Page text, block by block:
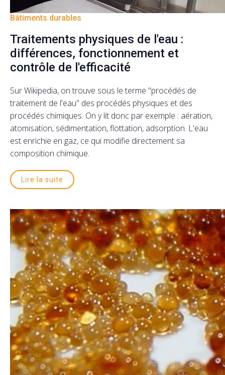
Bâtiments durables
Traitements physiques de l'eau :
différences, fonctionnement et
contrôle de l'efficacité
Sur Wikipedia, on trouve sous le terme "procédés de
traitement de l'eau" des procédés physiques et des
procédés chimiques. On y lit donc par exemple : aération,
atomisation, sédimentation, flottation, adsorption. L'eau
est enrichie en gaz, ce qui modifie directement sa
composition chimique.
Lire la suite